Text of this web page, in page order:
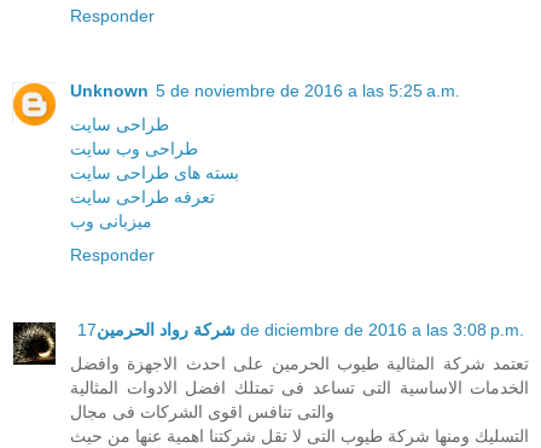
Responder
Unknown 5 de noviembre de 2016 a las 5:25 a.m.
طراحی سایت
طراحی وب سایت
بسته های طراحی سایت
تعرفه طراحی سایت
میزبانی وب
Responder
شركة رواد الحرمين 17 de diciembre de 2016 a las 3:08 p.m.
تعتمد شركة المثالية طيوب الحرمين على احدث الاجهزة وافضل
الخدمات الاساسية التى تساعد فى تمتلك افضل الادوات المثالية
والتى تنافس اقوى الشركات فى مجال
التسليك ومنها شركة طيوب التى لا تقل شركتنا اهمية عنها من حيث